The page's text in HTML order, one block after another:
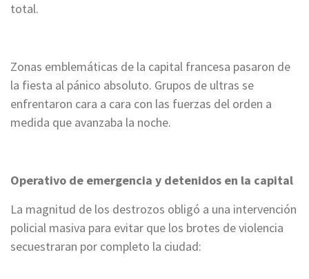
total.
Zonas emblemáticas de la capital francesa pasaron de
la fiesta al pánico absoluto. Grupos de ultras se
enfrentaron cara a cara con las fuerzas del orden a
medida que avanzaba la noche.
Operativo de emergencia y detenidos en la capital
La magnitud de los destrozos obligó a una intervención
policial masiva para evitar que los brotes de violencia
secuestraran por completo la ciudad: